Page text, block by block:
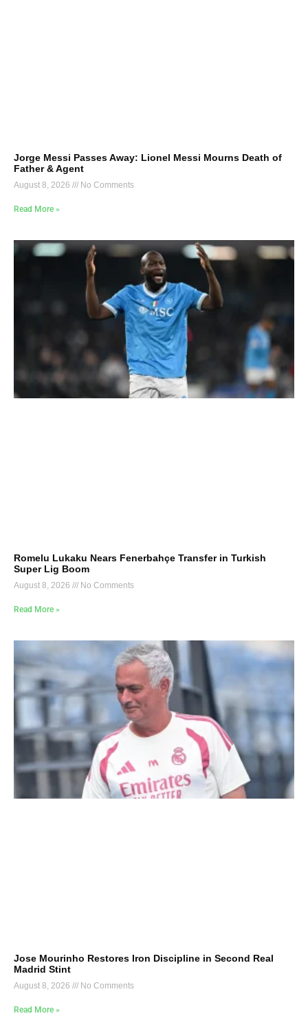
Jorge Messi Passes Away: Lionel Messi Mourns Death of
Father & Agent
August 8, 2026 No Comments
Read More »
Romelu Lukaku Nears Fenerbahçe Transfer in Turkish
Super Lig Boom
August 8, 2026 No Comments
Read More »
Jose Mourinho Restores Iron Discipline in Second Real
Madrid Stint
August 8, 2026 No Comments
Read More »